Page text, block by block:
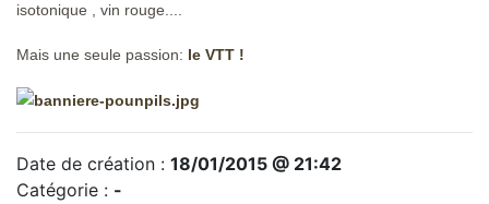
isotonique , vin rouge....
Mais une seule passion: le VTT !
Date de création : 18/01/2015 @ 21:42
Catégorie : -